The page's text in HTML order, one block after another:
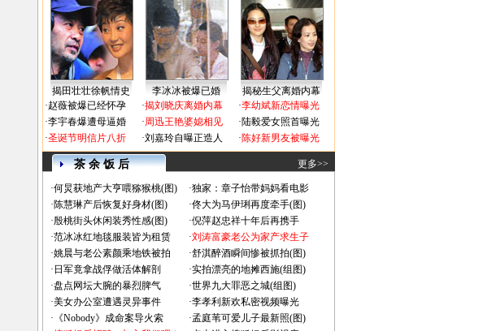
揭田壮壮徐帆情史 李冰冰被爆已婚
揭秘生父离婚内幕
·赵薇被爆已经怀孕
·李宇春爆遭母逼婚
·圣诞节明信片八折
·揭刘晓庆离婚内幕
·周迅王艳婆媳相见
·刘嘉玲自曝正造人
·李幼斌新恋情曝光
·陆毅爱女照首曝光
·陈好新男友被曝光
茶 余 饭 后 更多>>
·何炅获地产大亨喂猕猴桃(图) ·独家：章子怡带妈妈看电影
·陈慧琳产后恢复好身材(图) ·佟大为马伊琍再度牵手(图)
·殷桃街头休闲装秀性感(图) ·倪萍赵忠祥十年后再携手
·范冰冰红地毯服装皆为租赁 ·刘涛富豪老公为家产求生子
·姚晨与老公素颜乘地铁被拍 ·舒淇醉酒瞬间惨被抓拍(图)
· 日军竟拿战俘做活体解剖 ·实拍漂亮的地摊西施(组图)
·盘点网坛大腕的暴烈脾气 ·世界九大罪恶之城(组图)
·美女办公室遭遇灵异事件 ·李孝利新欢私密视频曝光
· 《Nobody》成命案导火索 ·孟庭苇可爱儿子最新照(图)